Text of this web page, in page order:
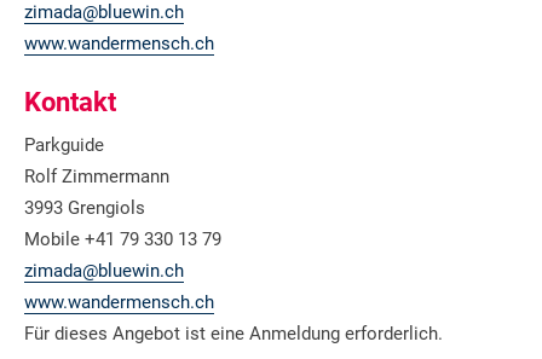
zimada@bluewin.ch
www.wandermensch.ch
Kontakt
Parkguide
Rolf Zimmermann
3993 Grengiols
Mobile +41 79 330 13 79
zimada@bluewin.ch
www.wandermensch.ch
Für dieses Angebot ist eine Anmeldung erforderlich.